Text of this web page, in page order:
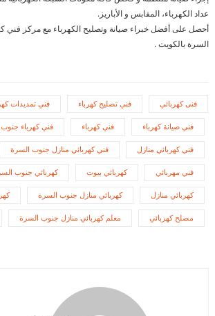
عداد الكهرباء، المقابس و الأباريز.
أحصل على أفضل خبراء صيانة وتصليح الكهرباء مع مركز فني
السرة بالكويت .
فنى كهربائي فني تصليح كهرباء فني تمديدات
فني صيانة كهرباء فني كهرباء فني كهرباء
فني كهربائي منازل فني كهربائي منازل جنوب السرة
فني مهربائي كهربائي بيوت كهربائي جنوب
كهربائي منازل كهربائي منازل جنوب السرة
مصلح كهربائي معلم كهربائي منازل جنوب السرة